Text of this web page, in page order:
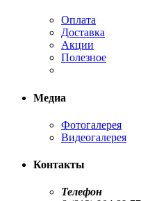
Оплата
Доставка
Акции
Полезное
Медиа
Фотогалерея
Видеогалерея
Контакты
Телефон